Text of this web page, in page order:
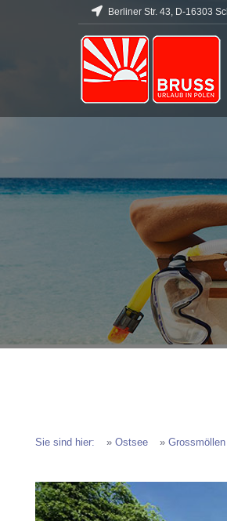
Berliner Str. 43, D-16303
Sie sind hier: » Ostsee »